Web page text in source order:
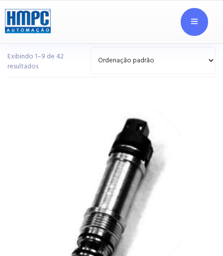
Exibindo 1–9 de 42
resultados